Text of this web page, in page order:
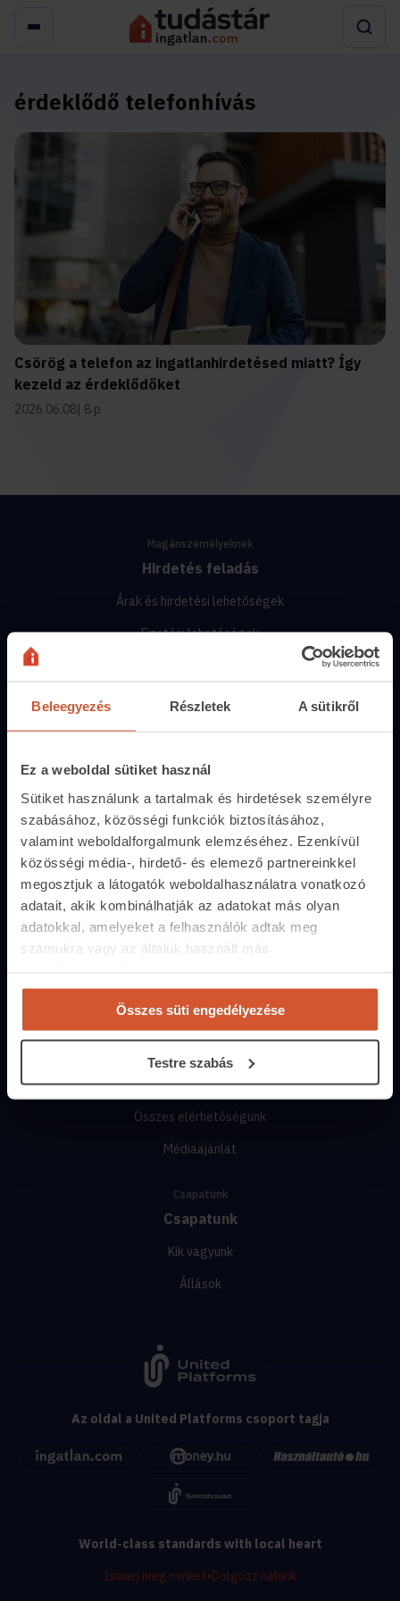
Beleegyezés Részletek A sütikről
Ez a weboldal sütiket használ
Sütiket használunk a tartalmak és hirdetések személyre
szabásához, közösségi funkciók biztosításához,
valamint weboldalforgalmunk elemzéséhez. Ezenkívül
közösségi média-, hirdető- és elemező partnereinkkel
megosztjuk a látogatók weboldalhasználatra vonatkozó
adatait, akik kombinálhatják az adatokat más olyan
adatokkal, amelyeket a felhasználók adtak meg
számukra vagy az általuk használt más
Összes süti engedélyezése
Testre szabás
érdeklődő telefonhívás
Csörög a telefon az ingatlanhirdetésed miatt? Így
kezeld az érdeklődőket
2026.06.08 8 p
Magánszemélyeknek
Hirdetés feladás
Árak és hirdetési lehetőségek
Fizetési lehetőségek
Ingatlanoskereső
Közvetítőknek
Belépés közvetítőknek
Árak és hirdetési lehetőségek
Fizetési lehetőségek
Lehetőségek közvetítőknek
+36 1 237 2065
Munkanapokon10:00-17:00-ig
Összes elérhetőségünk
Médiaajánlat
Csapatunk
Csapatunk
Kik vagyunk
Állások
Az oldal a United Platforms csoport tagja
World-class standards with local heart
Ismerj meg minket•Dolgozz nálunk